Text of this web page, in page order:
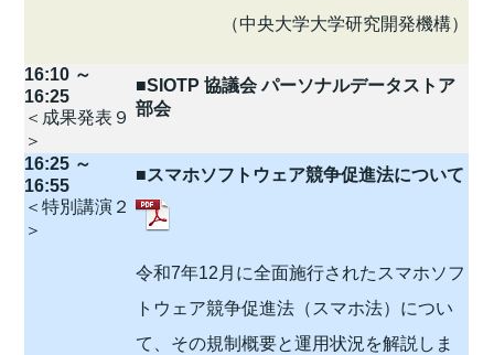
（中央大学大学研究開発機構）
16:10 ～
16:25
＜成果発表９
＞
■SIOTP 協議会 パーソナルデータストア
部会
16:25 ～
16:55
＜特別講演２
＞
■スマホソフトウェア競争促進法について
令和7年12月に全面施行されたスマホソフ
トウェア競争促進法（スマホ法）につい
て、その規制概要と運用状況を解説しま